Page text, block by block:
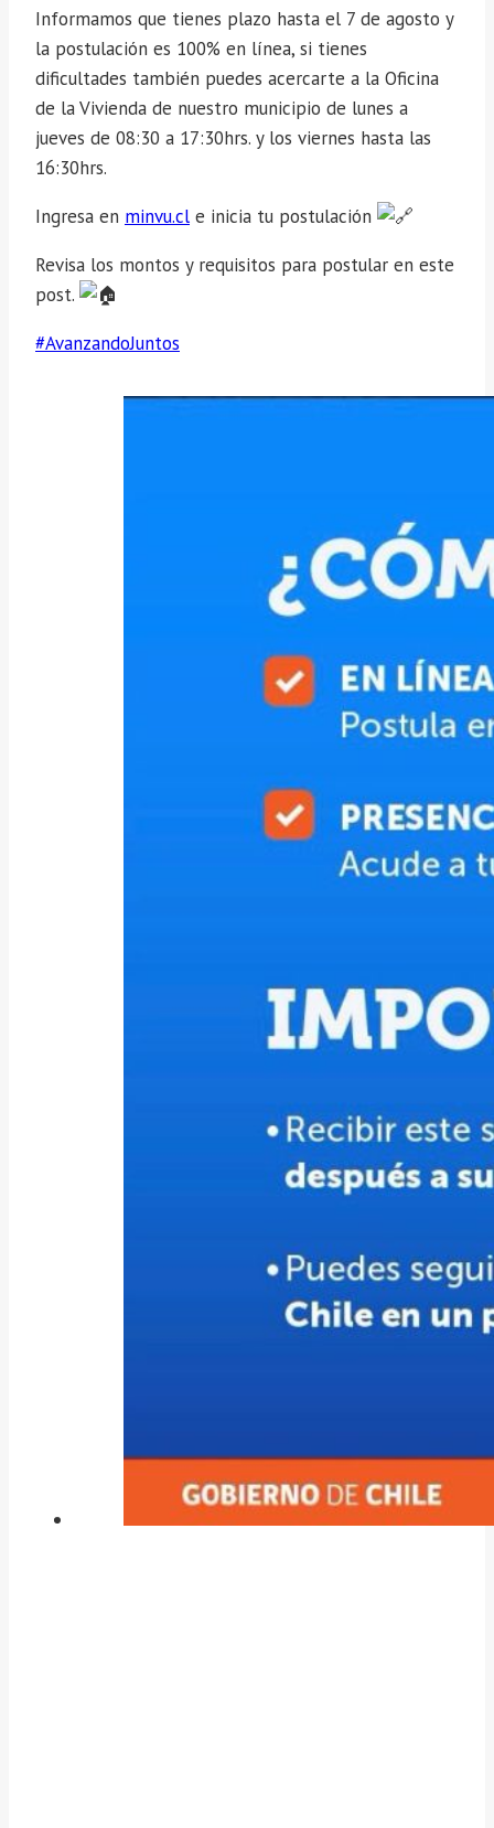
Informamos que tienes plazo hasta el 7 de agosto y
la postulación es 100% en línea, si tienes
dificultades también puedes acercarte a la Oficina
de la Vivienda de nuestro municipio de lunes a
jueves de 08:30 a 17:30hrs. y los viernes hasta las
16:30hrs.
Ingresa en minvu.cl e inicia tu postulación
Revisa los montos y requisitos para postular en este
post.
#AvanzandoJuntos